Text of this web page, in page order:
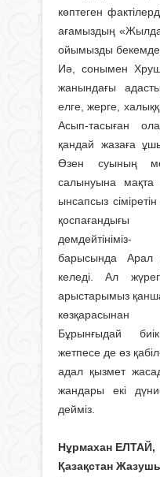
көптеген
ағамыздың
ойымызды
Иә, сонымен
жанындағы
елге, жерге,
Асып-тасыған
қандай жазаға
Өзен суының
салынуына
ынсапсыз
қоспағандығы
барысында Арал
келеді. Ал
арыстарымыз
Бұрынғыдай
жетпесе де өз
адал қызмет
жандары екі
дейміз.
Нұрмахан ЕЛТАЙ,
Қазақстан